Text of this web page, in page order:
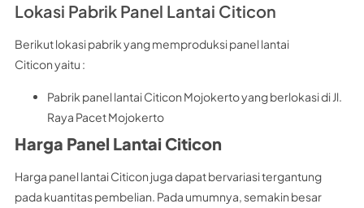
Lokasi Pabrik Panel Lantai Citicon
Berikut lokasi pabrik yang memproduksi panel lantai
Citicon yaitu :
Pabrik panel lantai Citicon Mojokerto yang berlokasi di Jl.
Raya Pacet Mojokerto
Harga Panel Lantai Citicon
Harga panel lantai Citicon juga dapat bervariasi tergantung
pada kuantitas pembelian. Pada umumnya, semakin besar